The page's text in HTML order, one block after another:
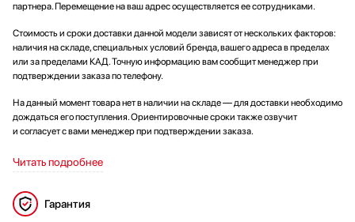
партнера. Перемещение на ваш адрес осуществляется ее сотрудниками.
Стоимость и сроки доставки данной модели зависят от нескольких факторов:
наличия на складе, специальных условий бренда, вашего адреса в пределах
или за пределами КАД. Точную информацию вам сообщит менеджер при
подтверждении заказа по телефону.
На данный момент товара нет в наличии на складе — для доставки необходимо
дождаться его поступления. Ориентировочные сроки также озвучит
и согласует с вами менеджер при подтверждении заказа.
Читать подробнее
Гарантия